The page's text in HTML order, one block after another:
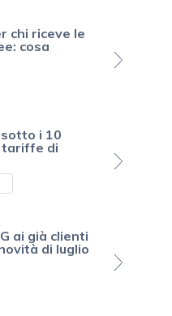
chi riceve le
cosa
i 10
tariffe di
ai già clienti
di luglio